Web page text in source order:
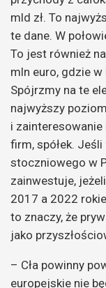
mld zł. To
te dane. W
To jest również
mln euro, gdzie w
Spójrzmy na te
najwyższy
i
firm, spółek.
stoczniowego w
zainwestuje,
2017 a 2022
to znaczy, że
jako
– Cła powinny
europejskie nie